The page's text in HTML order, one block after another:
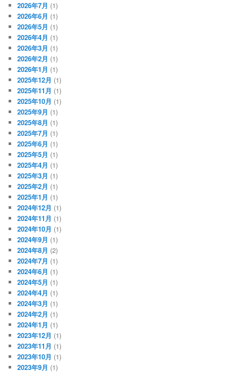
2026年7月 (1)
2026年6月 (1)
2026年5月 (1)
2026年4月 (1)
2026年3月 (1)
2026年2月 (1)
2026年1月 (1)
2025年12月 (1)
2025年11月 (1)
2025年10月 (1)
2025年9月 (1)
2025年8月 (1)
2025年7月 (1)
2025年6月 (1)
2025年5月 (1)
2025年4月 (1)
2025年3月 (1)
2025年2月 (1)
2025年1月 (1)
2024年12月 (1)
2024年11月 (1)
2024年10月 (1)
2024年9月 (1)
2024年8月 (2)
2024年7月 (1)
2024年6月 (1)
2024年5月 (1)
2024年4月 (1)
2024年3月 (1)
2024年2月 (1)
2024年1月 (1)
2023年12月 (1)
2023年11月 (1)
2023年10月 (1)
2023年9月 (1)